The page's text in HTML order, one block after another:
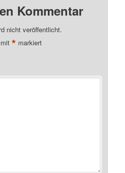
Kommentar
nicht veröffentlicht.
mit* markiert